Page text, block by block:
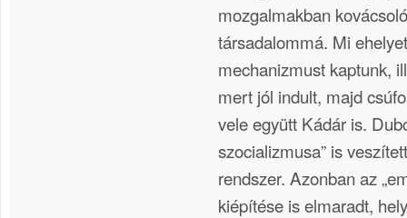
mozgalmakban
társadalommá. Mi
mechanizmust kaptunk,
mert jól indult, majd
vele együtt Kádár is.
szocializmusa” is
rendszer. Azonban az
kiépítése is elmaradt,